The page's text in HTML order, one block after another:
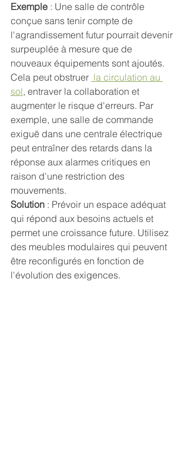
Exemple : Une salle de contrôle
conçue sans tenir compte de
l'agrandissement futur pourrait devenir
surpeuplée à mesure que de
nouveaux équipements sont ajoutés.
Cela peut obstruer la circulation au
sol, entraver la collaboration et
augmenter le risque d'erreurs. Par
exemple, une salle de commande
exiguë dans une centrale électrique
peut entraîner des retards dans la
réponse aux alarmes critiques en
raison d'une restriction des
mouvements.
Solution : Prévoir un espace adéquat
qui répond aux besoins actuels et
permet une croissance future. Utilisez
des meubles modulaires qui peuvent
être reconfigurés en fonction de
l'évolution des exigences.